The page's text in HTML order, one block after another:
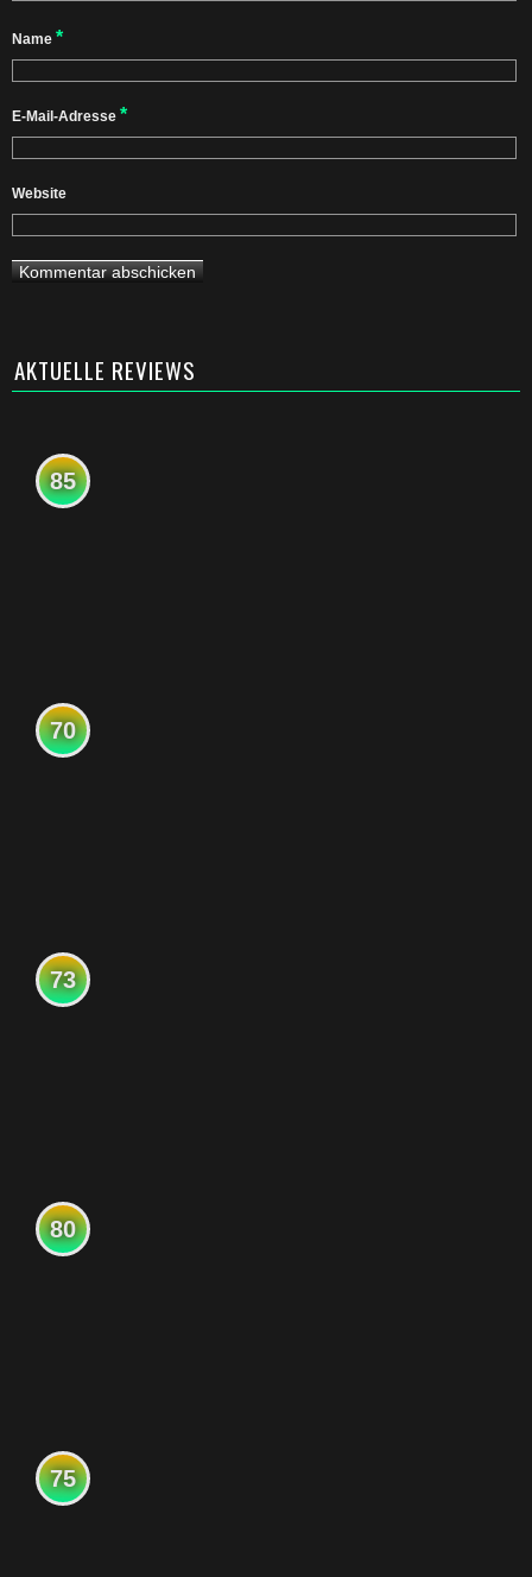
Name *
E-Mail-Adresse *
Website
AKTUELLE REVIEWS
85
70
73
80
75